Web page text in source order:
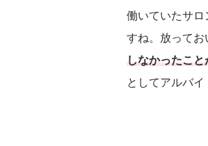
働いていたサ
すね。放ってお
しなかったこと
としてアルバイ